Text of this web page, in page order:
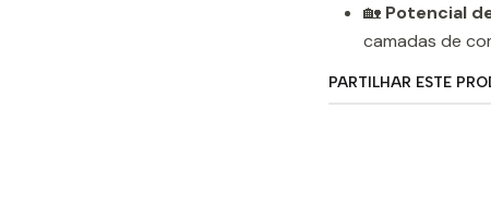
🏡 Potencial
camadas de
PARTILHAR ESTE